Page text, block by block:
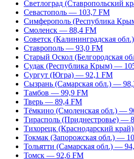
Светлоград (Ставропольский
Севастополь — 103,7 FM
Симферополь (Республика
Смоленск — 88,4 FM
Советск (Калининградская
Ставрополь — 93,0 FM
Старый Оскол (Белгородская
Судак (Республика Крым) —
Сургут (Югра) — 92,1 FM
Сызрань (Самарская обл.) —
Тамбов — 99,9 FM
Тверь — 89,4 FM
Тёмкино (Смоленская обл.) —
Тирасполь (Приднестровье) —
Тихорецк (Краснодарский
Токмак (Запорожская обл.) —
Тольятти (Самарская обл.) —
Томск — 92,6 FM